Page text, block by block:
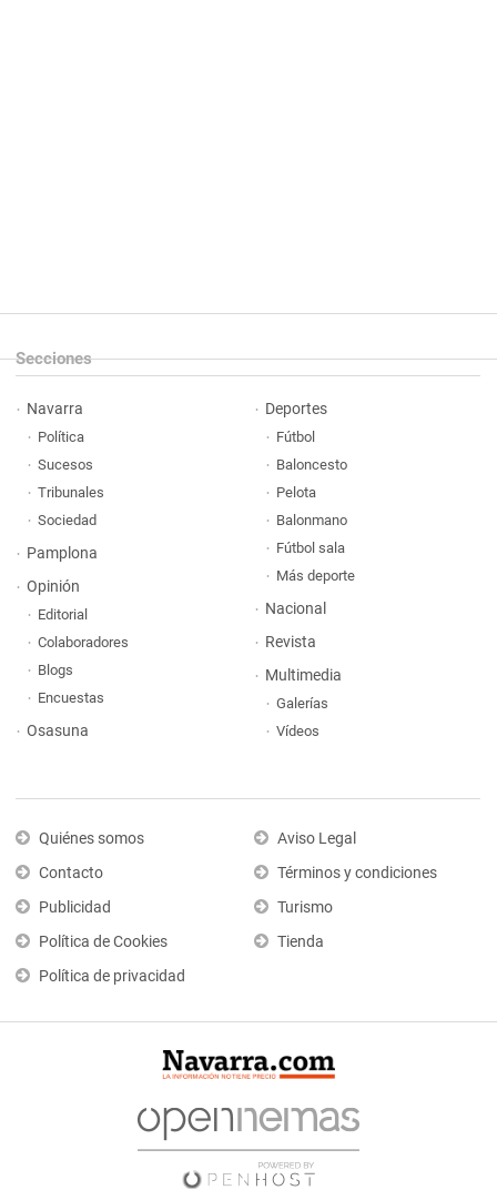
Secciones
Navarra
Política
Sucesos
Tribunales
Sociedad
Pamplona
Opinión
Editorial
Colaboradores
Blogs
Encuestas
Osasuna
Deportes
Fútbol
Baloncesto
Pelota
Balonmano
Fútbol sala
Más deporte
Nacional
Revista
Multimedia
Galerías
Vídeos
Quiénes somos
Contacto
Publicidad
Política de Cookies
Política de privacidad
Aviso Legal
Términos y condiciones
Turismo
Tienda